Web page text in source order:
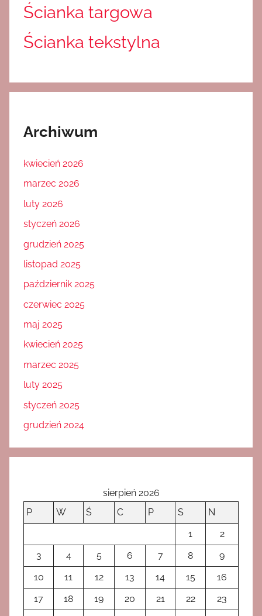
Ścianka targowa
Ścianka tekstylna
Archiwum
kwiecień 2026
marzec 2026
luty 2026
styczeń 2026
grudzień 2025
listopad 2025
październik 2025
czerwiec 2025
maj 2025
kwiecień 2025
marzec 2025
luty 2025
styczeń 2025
grudzień 2024
sierpień 2026
P
W Ś C P S
N
1
2
3
4 5 6 7 8
9
10
11 12 13 14 15
16
17
18 19 20 21 22
23